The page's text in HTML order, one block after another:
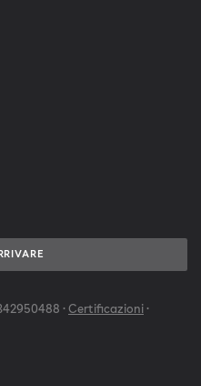
· Certificazioni ·